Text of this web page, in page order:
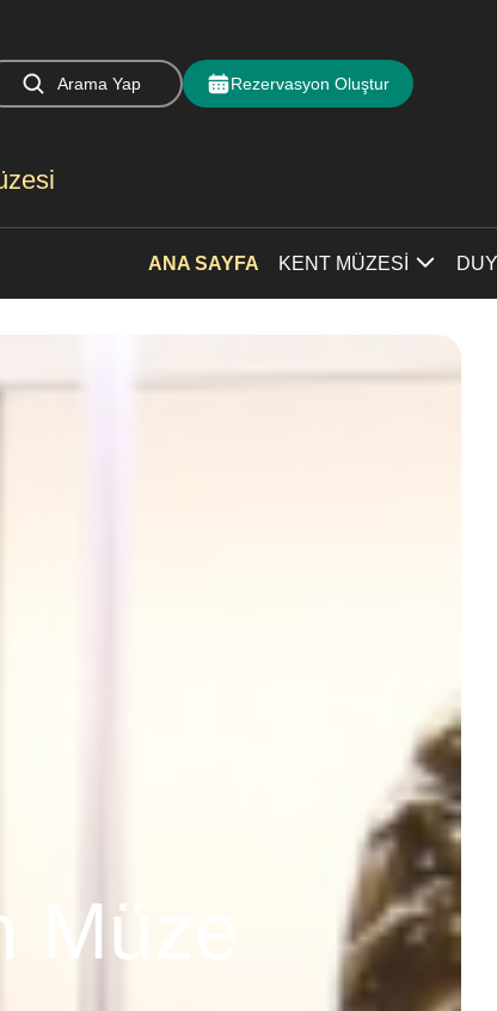
ANA SAYFA KENT MÜZESİ
Arama Yap Rezervasyon Oluştur